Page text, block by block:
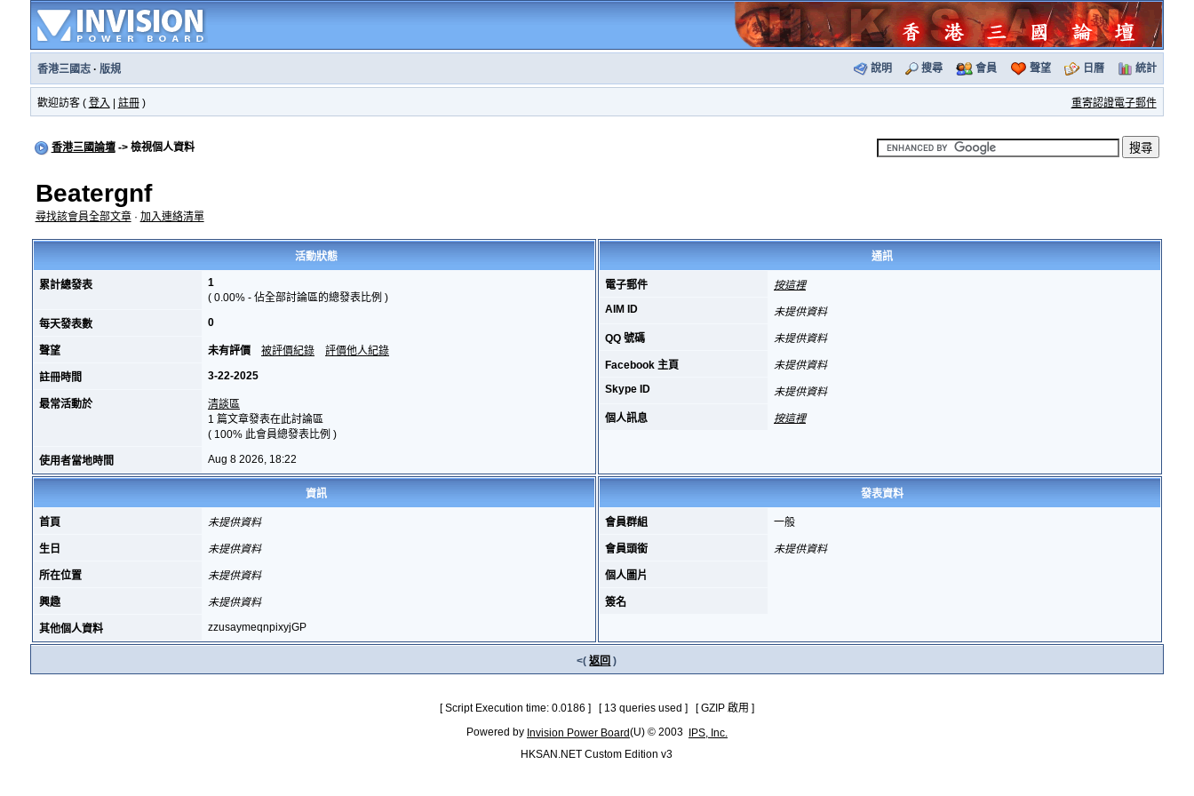
香港三國志· 版規 說明 搜尋 會員 聲望 日曆 統計
歡迎訪客 ( 登入 註冊) 重寄認證電子郵件
香港三國論壇-> 檢視個人資料
Beatergnf
尋找該會員全部文章· 加入連絡清單
活動狀態
累計總發表
1
( 0.00% - 佔全部討論區的總發表比例 )
每天發表數 0
聲望 未有評價 被評價紀錄 評價他人紀錄
註冊時間 3-22-2025
最常活動於
清談區
1 篇文章發表在此討論區
( 100% 此會員總發表比例 )
使用者當地時間 Aug 8 2026, 18:22
通訊
電子郵件
按這裡
AIM ID
未提供資料
QQ 號碼 未提供資料
Facebook 主頁
未提供資料
Skype ID
未提供資料
個人訊息 按這裡
資訊
首頁 未提供資料
生日 未提供資料
所在位置 未提供資料
興趣 未提供資料
其他個人資料 zzusaymeqnpixyjGP
發表資料
會員群組 一般
會員頭銜 未提供資料
個人圖片
簽名
<(返回 )
[ Script Execution time: 0.0186 ] [ 13 queries used ] [ GZIP 啟用 ]
Powered by Invision Power Board(U) © 2003
IPS, Inc.
HKSAN.NET Custom Edition v3